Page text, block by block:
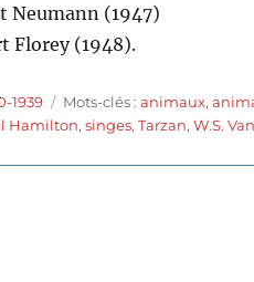
Neumann (1947)
Florey (1948).
1939 Étiquettes
Mots-clés :animaux,
Hamilton,singes,Tarzan,W.S.